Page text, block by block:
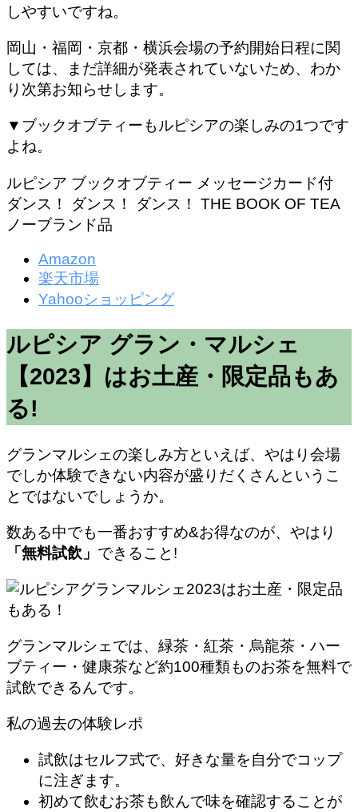
しやすいですね。
岡山・福岡・京都・横浜会場の予約開始日程に関
しては、まだ詳細が発表されていないため、わか
り次第お知らせします。
▼ブックオブティーもルピシアの楽しみの1つです
よね。
ルピシア ブックオブティー メッセージカード付
ダンス！ ダンス！ ダンス！ THE BOOK OF TEA
ノーブランド品
Amazon
楽天市場
Yahooショッピング
ルピシア グラン・マルシェ
【2023】はお土産・限定品もあ
る!
グランマルシェの楽しみ方といえば、やはり会場
でしか体験できない内容が盛りだくさんというこ
とではないでしょうか。
数ある中でも一番おすすめ&お得なのが、やはり
「無料試飲」 できること!
グランマルシェでは、緑茶・紅茶・烏龍茶・ハー
ブティー・健康茶など約100種類ものお茶を無料で
試飲できるんです。
私の過去の体験レポ
試飲はセルフ式で、好きな量を自分でコップ
に注ぎます。
初めて飲むお茶も飲んで味を確認することが